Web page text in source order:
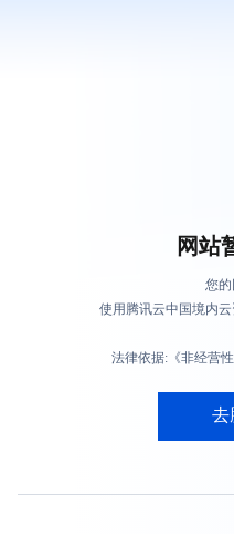
网站
您
使用腾讯云中国境内
法律依据:《非经营
去